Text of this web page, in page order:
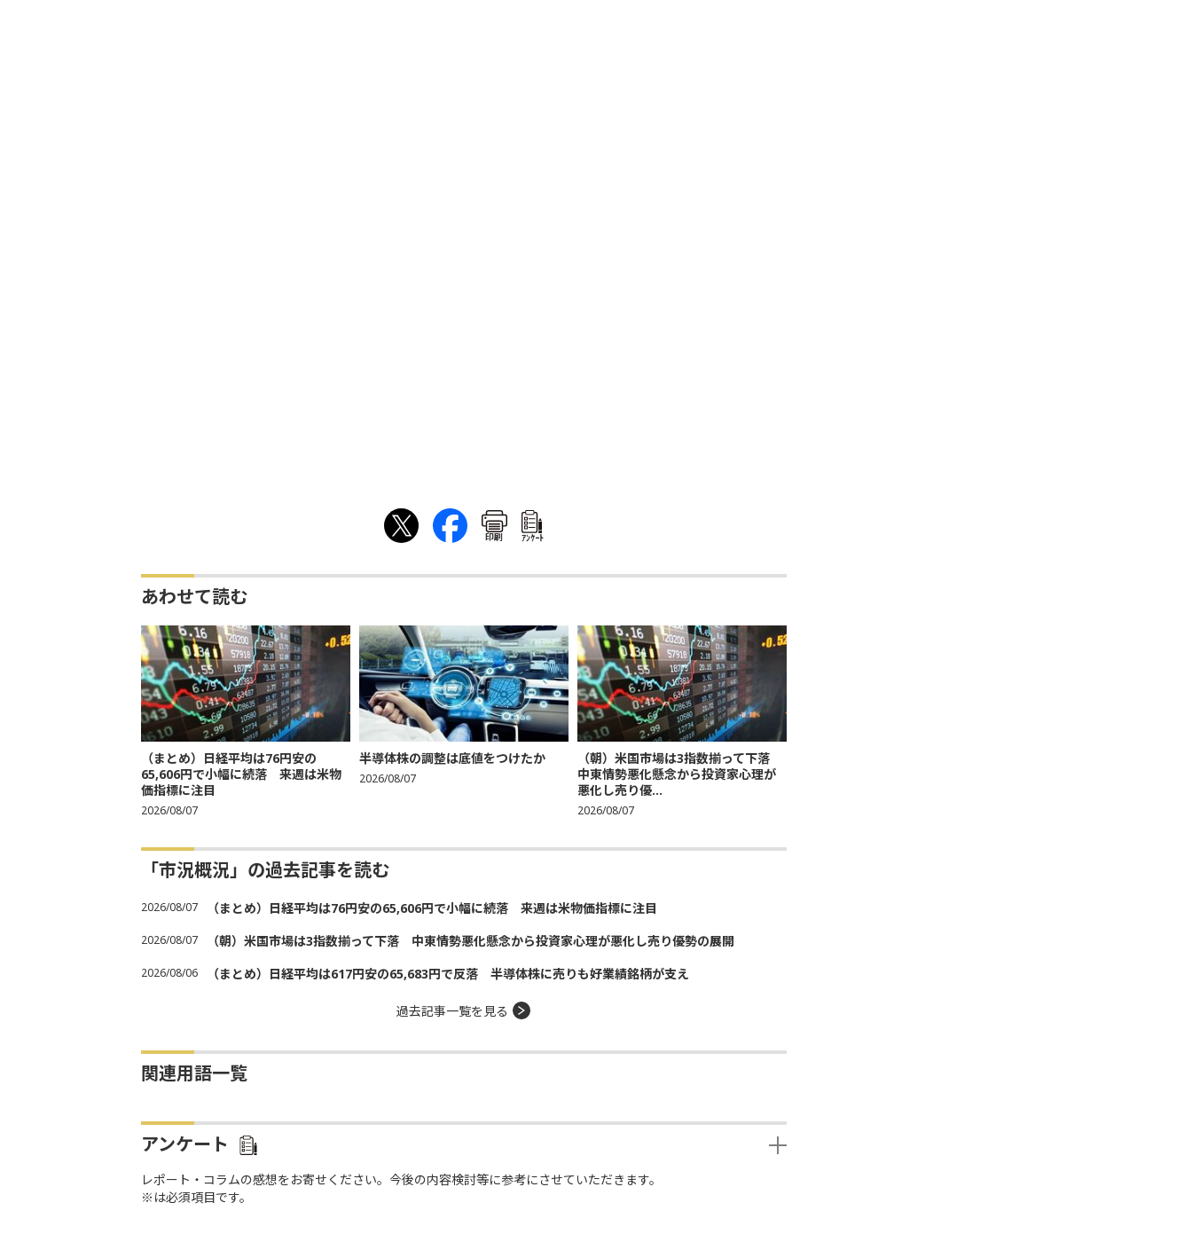
印刷 ｱﾝｹｰﾄ
あわせて読む
（まとめ）日経平均は76円安の
65,606円で小幅に続落 来週は米物
価指標に注目
2026/08/07
半導体株の調整は底値をつけたか
2026/08/07
（朝）米国市場は3指数揃って下落
中東情勢悪化懸念から投資家心理が
悪化し売り優...
2026/08/07
「市況概況」の過去記事を読む
2026/08/07 （まとめ）日経平均は76円安の65,606円で小幅に続落 来週は米物価指標に注目
2026/08/07 （朝）米国市場は3指数揃って下落 中東情勢悪化懸念から投資家心理が悪化し売り優勢の展開
2026/08/06 （まとめ）日経平均は617円安の65,683円で反落 半導体株に売りも好業績銘柄が支え
過去記事一覧を見る
関連用語一覧
アンケート
レポート・コラムの感想をお寄せください。今後の内容検討等に参考にさせていただきます。
※は必須項目です。